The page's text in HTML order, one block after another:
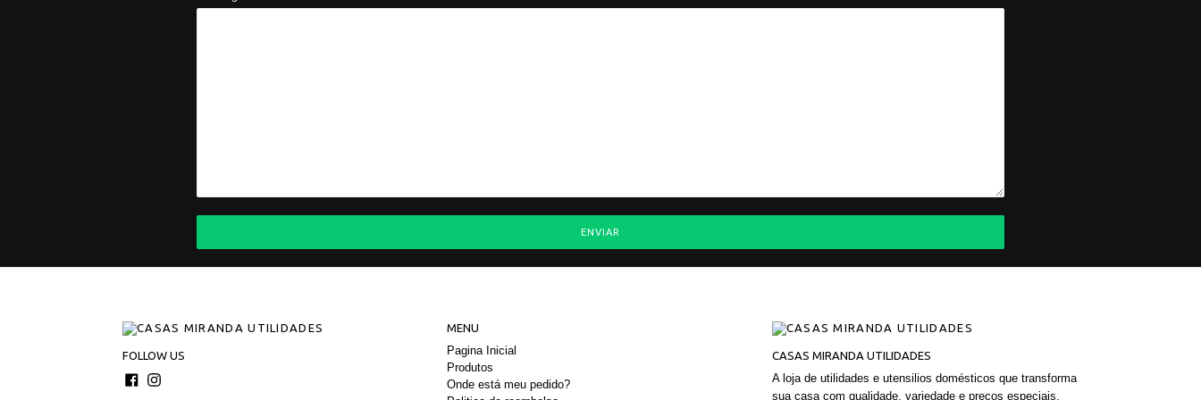
FOLLOW US
FacebookInstagram
MENU
Pagina Inicial
Produtos
Onde está meu pedido?
CASAS MIRANDA UTILIDADES
A loja de utilidades e utensilios domésticos que transforma
sua casa com qualidade, variedade e preços especiais.